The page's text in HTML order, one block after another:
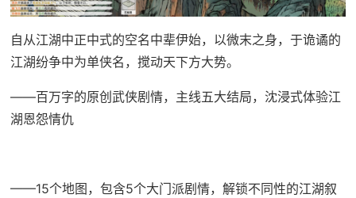
自从江湖中正中式的空名中辈伊始，以微末之身，于诡谲的
江湖纷争中为单侠名，搅动天下方大势。
——百万字的原创武侠剧情，主线五大结局，沈浸式体验江
湖恩怨情仇
——15个地图，包含5个大门派剧情，解锁不同性的江湖叙